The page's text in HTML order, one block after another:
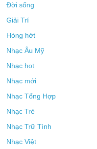
Đời sống
Giải Trí
Hóng hớt
Nhạc Âu Mỹ
Nhạc hot
Nhạc mới
Nhạc Tổng Hợp
Nhạc Trẻ
Nhạc Trữ Tình
Nhạc Việt